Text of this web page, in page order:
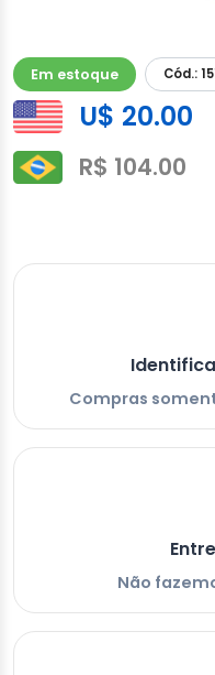
Em estoque Cód.:
U$ 20.00
R$ 104.00
Compras
Não